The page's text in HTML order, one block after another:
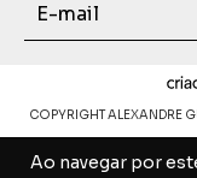
Ao navegar por
COPYRIGHT ALEXANDRE